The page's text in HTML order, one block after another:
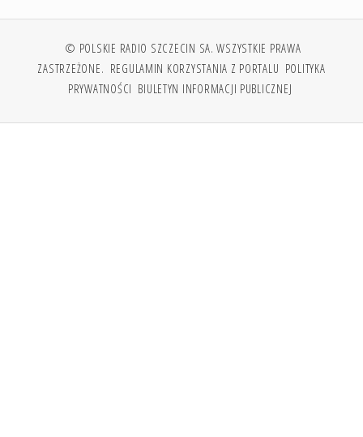
© POLSKIE RADIO SZCZECIN SA. WSZYSTKIE PRAWA
ZASTRZEŻONE. REGULAMIN KORZYSTANIA Z PORTALU POLITYKA
PRYWATNOŚCI BIULETYN INFORMACJI PUBLICZNEJ